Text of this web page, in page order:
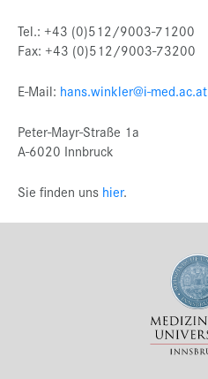
Tel.: +43 (0)512/9003-71200
Fax: +43 (0)512/9003-73200
E-Mail: hans.winkler@i-med.ac.at
Peter-Mayr-Straße 1a
A-6020 Innbruck
Sie finden uns hier.